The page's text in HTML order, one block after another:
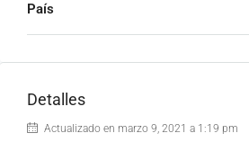
País
Detalles
Actualizado en marzo 9, 2021 a 1:19 pm